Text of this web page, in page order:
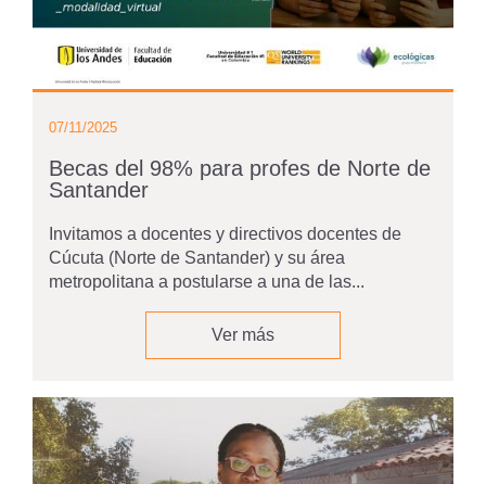
07/11/2025
Becas del 98% para profes de Norte de
Santander
Invitamos a docentes y directivos docentes de
Cúcuta (Norte de Santander) y su área
metropolitana a postularse a una de las...
Ver más